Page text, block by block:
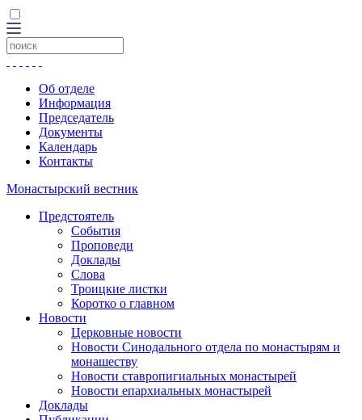
Об отделе
Информация
Председатель
Документы
Календарь
Контакты
Монастырский вестник
Предстоятель
События
Проповеди
Доклады
Слова
Троицкие листки
Коротко о главном
Новости
Церковные новости
Новости Синодального отдела по монастырям и
монашеству
Новости ставропигиальных монастырей
Новости епархиальных монастырей
Доклады